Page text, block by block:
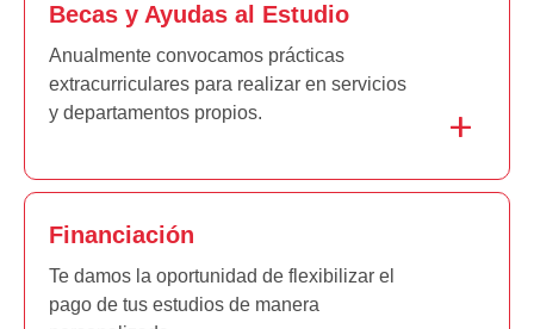
Becas y Ayudas al Estudio
Anualmente convocamos prácticas
extracurriculares para realizar en servicios
y departamentos propios.
Financiación
Te damos la oportunidad de flexibilizar el
pago de tus estudios de manera